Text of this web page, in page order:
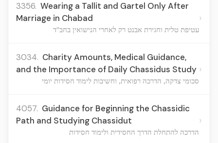
3356. Wearing a Tallit and Gartel Only After
Marriage in Chabad
עטיפת טלית וחגירת אבנט רק לאחרי הנישואין בחב"ד
›
3034. Charity Amounts, Medical Guidance,
and the Importance of Daily Chassidus Study
סכומי צדקה, הדרכה רפואית, וחשיבות לימוד חסידות יומי
›
4057. Guidance for Beginning the Chassidic
Path and Studying Chassidut
הדרכה להתחלת הדרך החסידית ולימוד חסידות
›